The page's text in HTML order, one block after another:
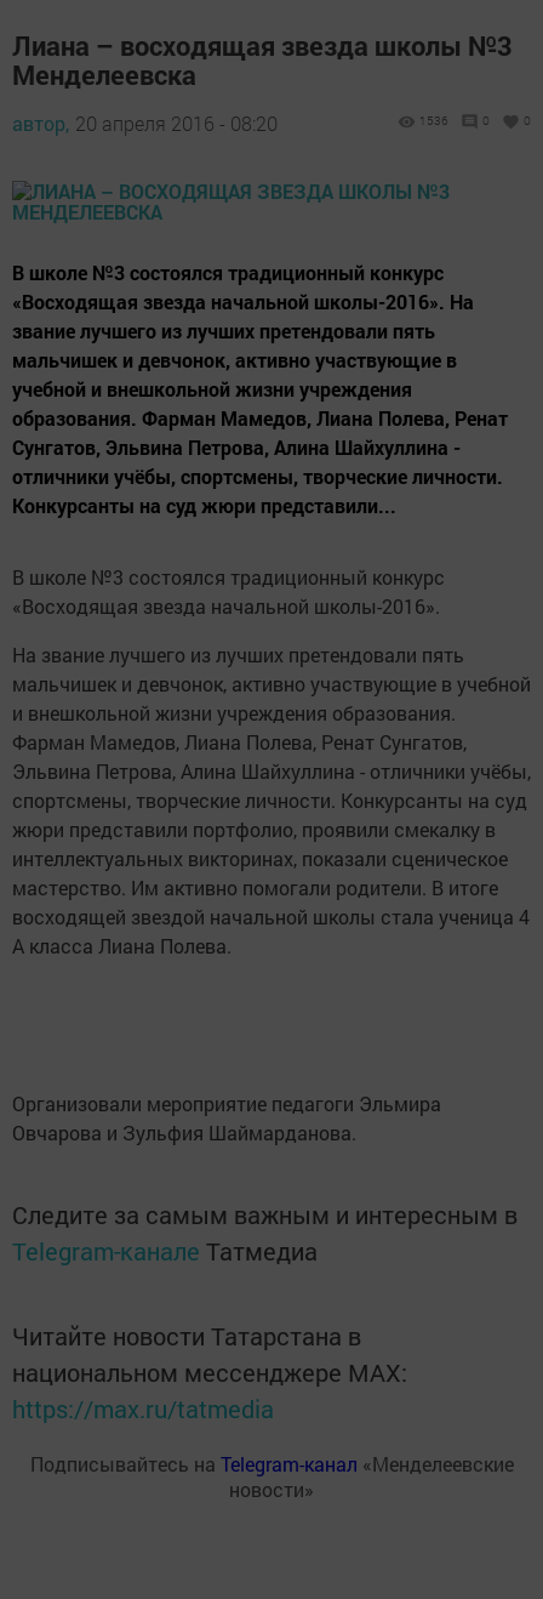
Лиана – восходящая звезда школы №3
Менделеевска
автор, 20 апреля 2016 - 08:20 1536 0 0
В школе №3 состоялся традиционный конкурс
«Восходящая звезда начальной школы-2016». На
звание лучшего из лучших претендовали пять
мальчишек и девчонок, активно участвующие в
учебной и внешкольной жизни учреждения
образования. Фарман Мамедов, Лиана Полева, Ренат
Сунгатов, Эльвина Петрова, Алина Шайхуллина -
отличники учёбы, спортсмены, творческие личности.
Конкурсанты на суд жюри представили...
В школе №3 состоялся традиционный конкурс
«Восходящая звезда начальной школы-2016».
На звание лучшего из лучших претендовали пять
мальчишек и девчонок, активно участвующие в учебной
и внешкольной жизни учреждения образования.
Фарман Мамедов, Лиана Полева, Ренат Сунгатов,
Эльвина Петрова, Алина Шайхуллина - отличники учёбы,
спортсмены, творческие личности. Конкурсанты на суд
жюри представили портфолио, проявили смекалку в
интеллектуальных викторинах, показали сценическое
мастерство. Им активно помогали родители. В итоге
восходящей звездой начальной школы стала ученица 4
А класса Лиана Полева.
Организовали мероприятие педагоги Эльмира
Овчарова и Зульфия Шаймарданова.
Следите за самым важным и интересным в
Telegram-канале Татмедиа
Читайте новости Татарстана в
национальном мессенджере MАХ:
https://max.ru/tatmedia
Подписывайтесь на Telegram-канал «Менделеевские
новости»